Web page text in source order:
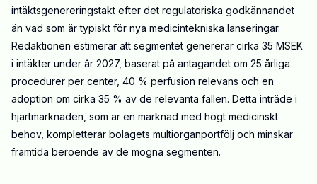
intäktsgenereringstakt efter det regulatoriska godkännandet
än vad som är typiskt för nya medicintekniska lanseringar.
Redaktionen estimerar att segmentet genererar cirka 35 MSEK
i intäkter under år 2027, baserat på antagandet om 25 årliga
procedurer per center, 40 % perfusion relevans och en
adoption om cirka 35 % av de relevanta fallen. Detta inträde i
hjärtmarknaden, som är en marknad med högt medicinskt
behov, kompletterar bolagets multiorganportfölj och minskar
framtida beroende av de mogna segmenten.